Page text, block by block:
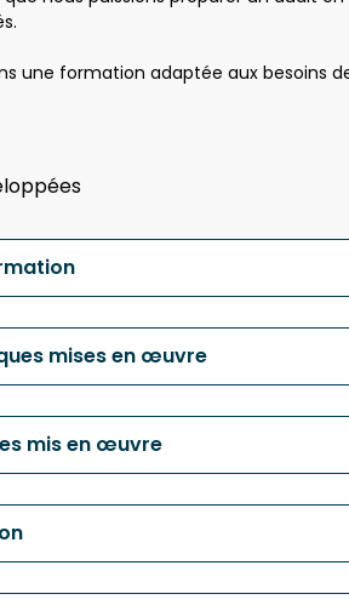
une formation adaptée aux besoins
mises en œuvre
mis en œuvre